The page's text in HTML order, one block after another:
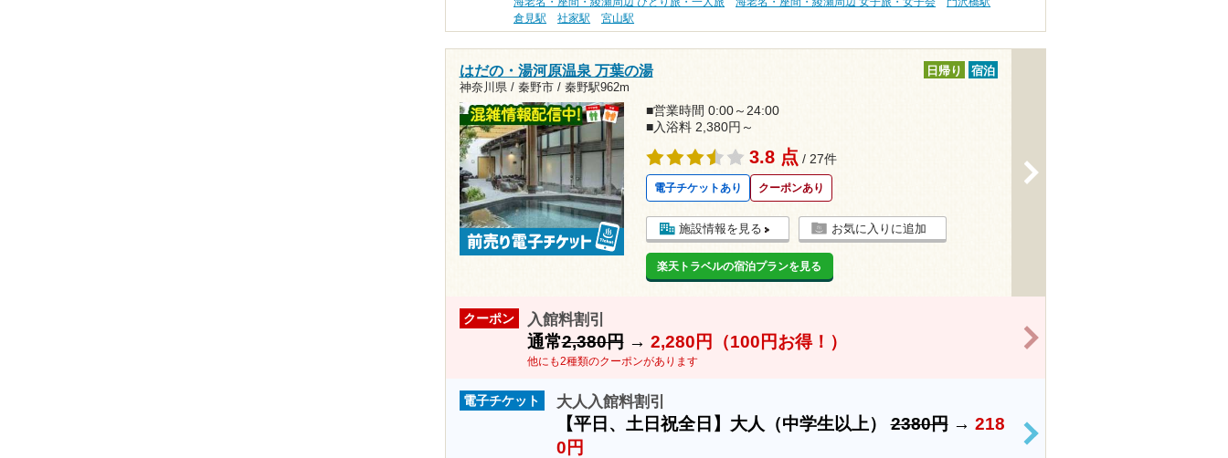
倉見駅
社家駅 宮山駅
はだの・湯河原温泉 万葉の湯
神奈川県 / 秦野市 / 秦野駅962m
日帰り 宿泊
■営業時間 0:00～24:00
■入浴料 2,380円～
3.8 点 / 27件
電子チケットあり クーポンあり
施設情報を見る お気に入りに追加
楽天トラベルの宿泊プランを見る
クーポン 入館料割引
通常2,380円→ 2,280円（100円お得！）
他にも2種類のクーポンがあります
電子チケット 大人入館料割引
【平日、土日祝全日】大人（中学生以上）2380円→ 218
0円
>